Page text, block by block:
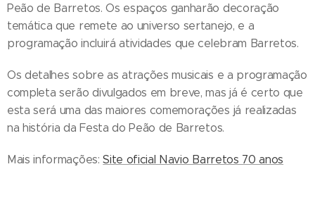
Peão de Barretos. Os espaços ganharão decoração
temática que remete ao universo sertanejo, e a
programação incluirá atividades que celebram Barretos.
Os detalhes sobre as atrações musicais e a programação
completa serão divulgados em breve, mas já é certo que
esta será uma das maiores comemorações já realizadas
na história da Festa do Peão de Barretos.
Mais informações:Site oficial Navio Barretos 70 anos